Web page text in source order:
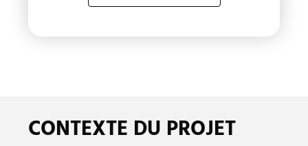
CONTEXTE DU PROJET